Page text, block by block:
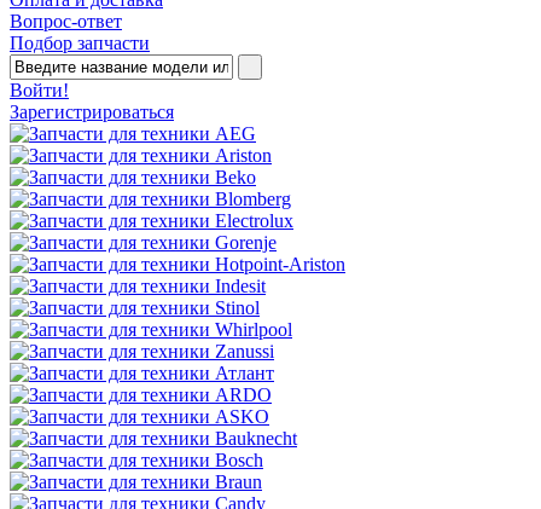
Вопрос-ответ
Подбор запчасти
Войти!
Зарегистрироваться